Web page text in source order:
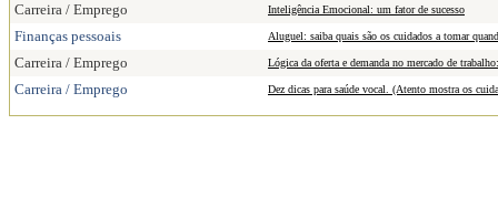
Carreira / Emprego Inteligência Emocional: um fator de sucesso
Finanças pessoais Aluguel: saiba quais são os cuidados a tomar
Carreira / Emprego Lógica da oferta e demanda no mercado de
Carreira / Emprego Dez dicas para saúde vocal. (Atento mostra os